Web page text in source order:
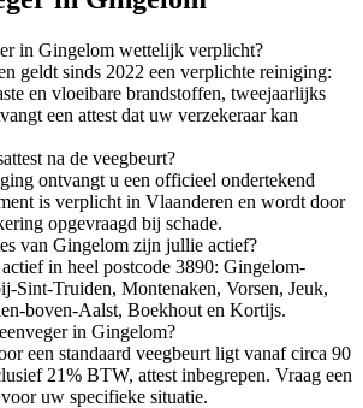
in Gingelom wettelijk verplicht?
geldt sinds 2022 een verplichte reiniging:
en vloeibare brandstoffen, tweejaarlijks
een attest dat uw verzekeraar kan
na de veegbeurt?
ontvangt u een officieel ondertekend
is verplicht in Vlaanderen en wordt door
opgevraagd bij schade.
van Gingelom zijn jullie actief?
in heel postcode 3890: Gingelom-
Sint-Truiden, Montenaken, Vorsen, Jeuk,
boven-Aalst, Boekhout en Kortijs.
in Gingelom?
een standaard veegbeurt ligt vanaf circa 90
21% BTW, attest inbegrepen. Vraag een
uw specifieke situatie.